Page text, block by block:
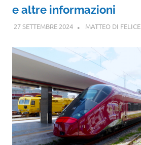
e altre informazioni
27 SETTEMBRE 2024 MATTEO DI FELICE